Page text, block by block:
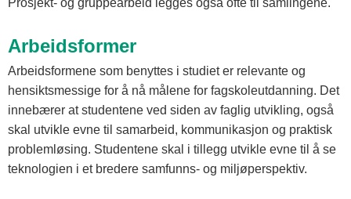
Arbeidsformer
Arbeidsformene som benyttes i studiet er relevante og
hensiktsmessige for å nå målene for fagskoleutdanning. Det
innebærer at studentene ved siden av faglig utvikling, også
skal utvikle evne til samarbeid, kommunikasjon og praktisk
problemløsing. Studentene skal i tillegg utvikle evne til å se
teknologien i et bredere samfunns- og miljøperspektiv.